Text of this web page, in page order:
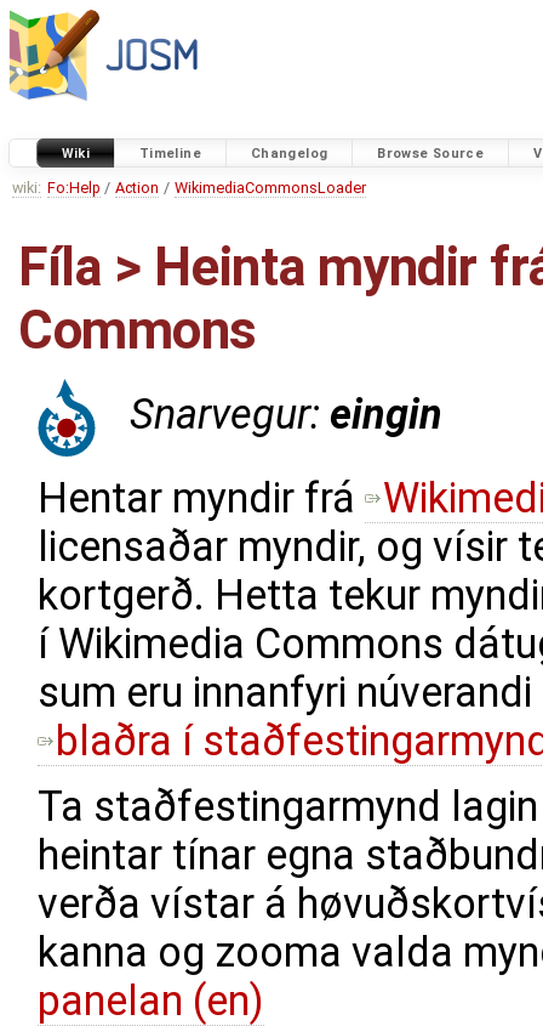
Wiki Timeline Changelog Browse Source
wiki: Fo:Help / Action / WikimediaCommonsLoader
Fíla > Heinta myndir
Commons
Snarvegur: eingin
Hentar myndir frá
licensaðar myndir, og vísir
kortgerð. Hetta tekur
í Wikimedia Commons
sum eru innanfyri
blaðra í
Ta staðfestingarmynd
heintar tínar egna
verða vístar á
kanna og zooma valda
panelan (en)